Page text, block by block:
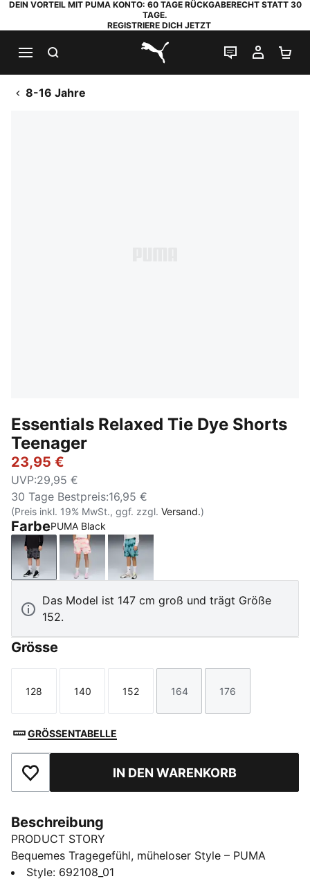
DEIN VORTEIL MIT PUMA KONTO: 60 TAGE RÜCKGABERECHT STATT 30
TAGE.
REGISTRIERE DICH JETZT
PUMA.com
LIVE-CHAT
MEIN
8-16 Jahre
Essentials Relaxed Tie Dye Shorts
Teenager
23,95 €
UVP:29,95 €
30 Tage Bestpreis:16,95 €
(Preis inkl. 19% MwSt., ggf. zzgl. Versand.)
FarbePUMA Black
PUMA BlackWild PinkEmerald Ice
Das Model ist 147 cm groß und trägt Größe
152.
Grösse
Größe
128
Größe
140
Größe
152
Größe
164
Größe
176
GRÖSSENTABELLE
Zu Favoriten hinzufügenIN DEN WARENKORB
Beschreibung
PRODUCT STORY
Bequemes Tragegefühl, müheloser Style – PUMA
Essentials Elevated bringt Komfort für jeden Tag auf
Style: 692108_01